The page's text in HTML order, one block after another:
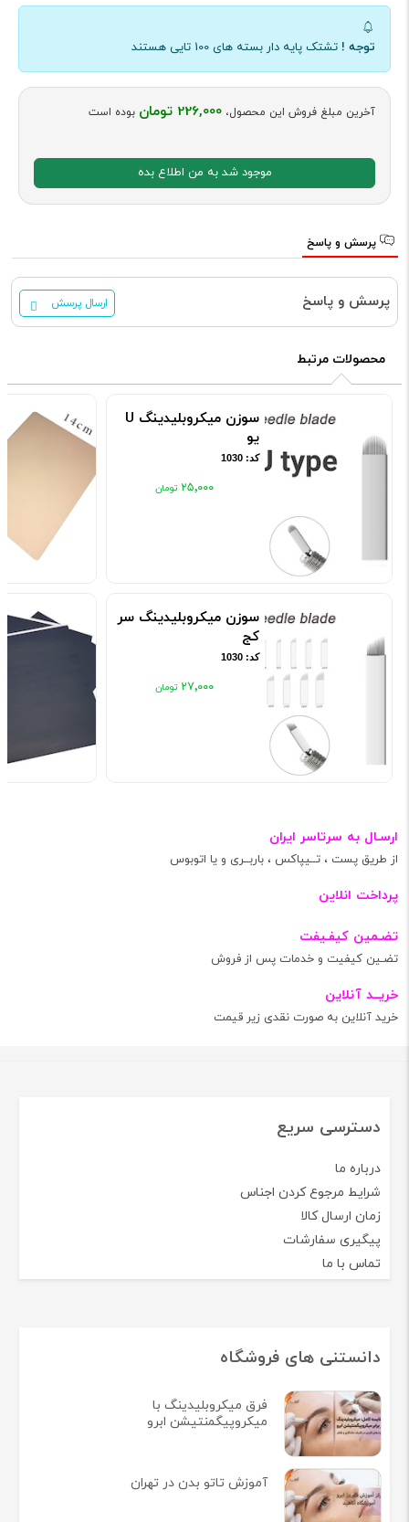
توجه ! تشتک پایه دار بسته های 100 تایی هستند
آخرین مبلغ فروش این محصول، 226,000 تومان بوده است
موجود شد به من اطلاع بده
پرسش و پاسخ
پرسش و پاسخ ارسال پرسش
محصولات مرتبط
سوزن میکروبلیدینگ U
یو
کد: 1030
۲۵٬۰۰۰
سوزن میکروبلیدینگ سر
کج
کد: 1030
۲۷٬۰۰۰
ارسـال به سرتاسر ایران
از طریق پست ، تــیپاکس ، باربــری و یا اتوبوس
پرداخت انلاین
تضـمین کیفـیفت
تضـین کیفیت و خدمات پس از فروش
خریــد آنلاین
خرید آنلاین به صورت نقدی زیر قیمت
دسترسی سریع
درباره ما
شرایط مرجوع کردن اجناس
زمان ارسال کالا
پیگیری سفارشات
تماس با ما
دانستنی های فروشگاه
فرق میکروبلیدینگ با
میکروپیگمنتیشن ابرو
آموزش تاتو بدن در تهران